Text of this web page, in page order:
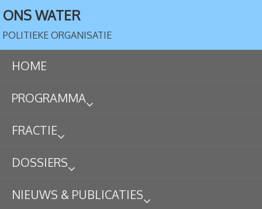
ONS WATER
POLITIEKE ORGANISATIE
HOME
PROGRAMMA
FRACTIE
DOSSIERS
NIEUWS & PUBLICATIES